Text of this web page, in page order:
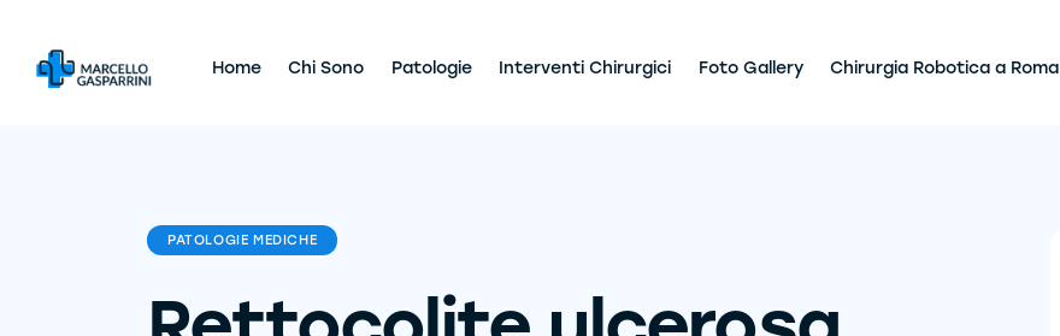
Home Chi Sono Patologie Interventi Chirurgici Foto Gallery Chirurgia Robotica a Roma
PATOLOGIE MEDICHE